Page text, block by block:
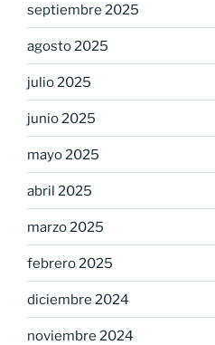
septiembre 2025
agosto 2025
julio 2025
junio 2025
mayo 2025
abril 2025
marzo 2025
febrero 2025
diciembre 2024
noviembre 2024